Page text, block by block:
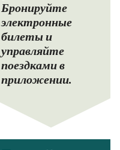
Бронируйте
электронные
билеты и
управляйте
поездками в
приложении.